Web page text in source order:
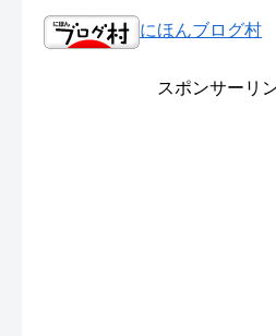
にほんブログ村
スポンサーリ